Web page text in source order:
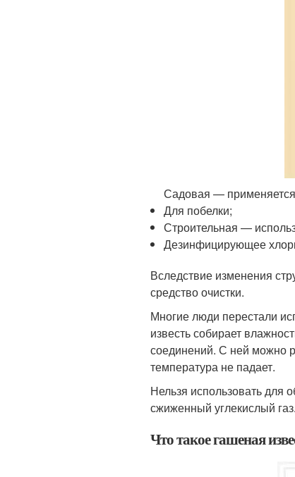
Садовая — применяется
Для побелки;
Строительная —
Дезинфицирующее
Вследствие изменения
средство очистки.
Многие люди перестали
известь собирает
соединений. С ней можно
температура не падает.
Нельзя использовать для
сжиженный углекислый газ.
Что такое гашеная